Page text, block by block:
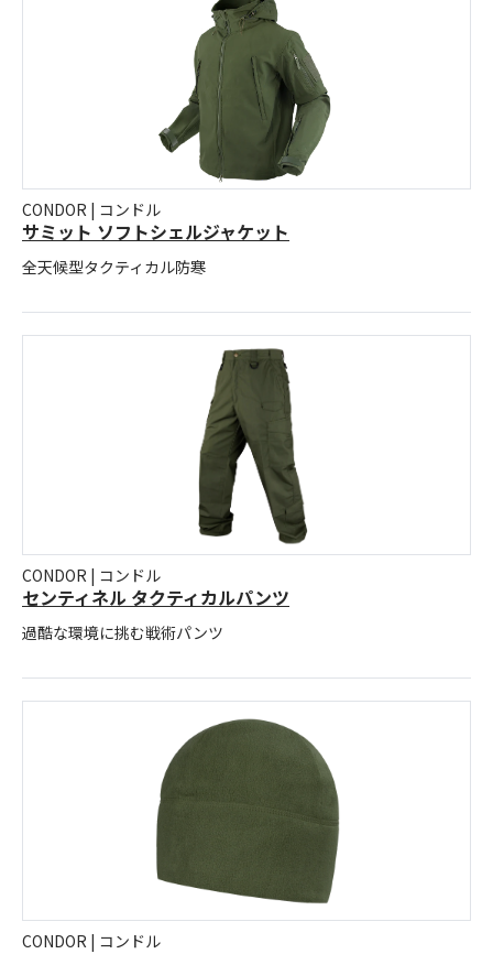
CONDOR | コンドル
サミット ソフトシェルジャケット
全天候型タクティカル防寒
CONDOR | コンドル
センティネル タクティカルパンツ
過酷な環境に挑む戦術パンツ
CONDOR | コンドル